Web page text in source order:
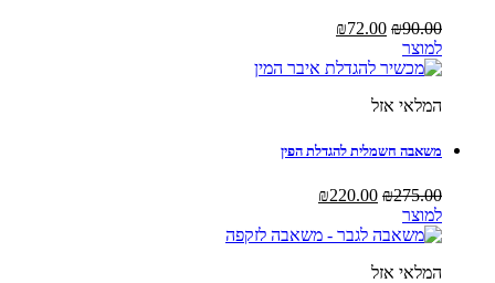
₪90.00
המחיר
היה:
₪72.00
הוא:
למוצר
המלאי אזל
משאבה חשמלית להגדלת הפין
₪275.00
המחיר
היה:
₪220.00
הוא:
למוצר
המלאי אזל